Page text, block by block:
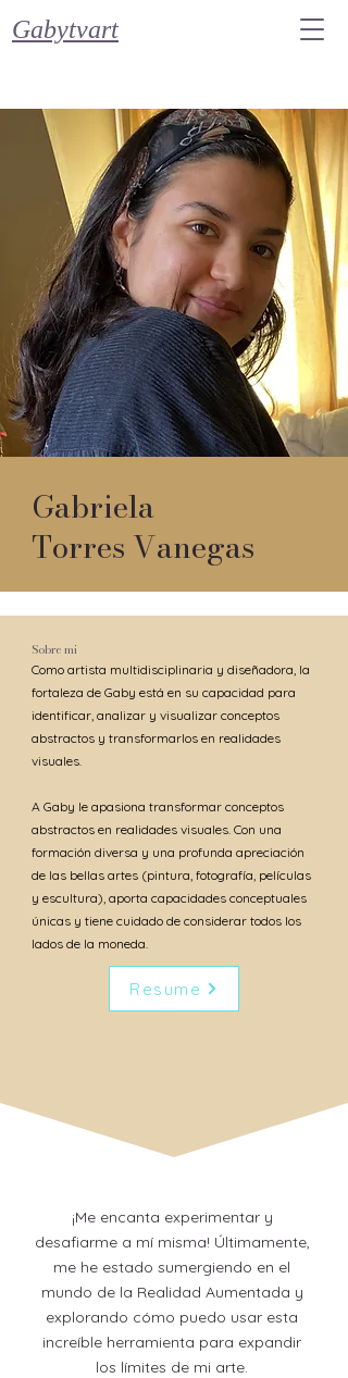
Gabytvart
Gabriela
Torres Vanegas
Sobre mi
Como artista multidisciplinaria y diseñadora, la
fortaleza de Gaby está en su capacidad para
identificar, analizar y visualizar conceptos
abstractos y transformarlos en realidades
visuales.
A Gaby le apasiona transformar conceptos
abstractos en realidades visuales. Con una
formación diversa y una profunda apreciación
de las bellas artes (pintura, fotografía, películas
y escultura), aporta capacidades conceptuales
únicas y tiene cuidado de considerar todos los
lados de la moneda.
Resume
¡Me encanta experimentar y
desafiarme a mí misma! Últimamente,
me he estado sumergiendo en el
mundo de la Realidad Aumentada y
explorando cómo puedo usar esta
increíble herramienta para expandir
los límites de mi arte.